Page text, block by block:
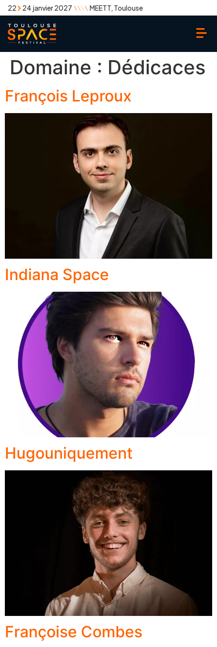
22 24 janvier 2027 MEETT, Toulouse
Domaine : Dédicaces
François Leproux
Indiana Space
Hugouniquement
Françoise Combes